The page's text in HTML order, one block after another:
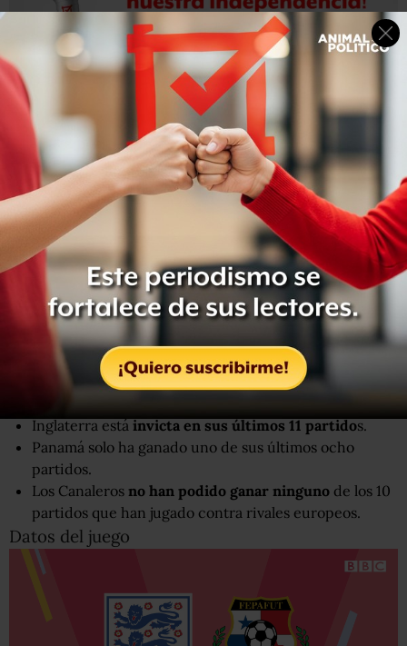
Inglaterra presenta un cambio en su alineación con la
entrada de Ruben Loftus-Cheek en lugar del
lesionado Dele Ali.Panamá sale con el mismo once
con el que perdió ante Bélgica.
Es la primera vez que se enfrentan estas dos
selecciones en un partido oficial.
Inglaterra busca comenzar ganando los dos primeros
partidos en un mundial por tercera vez en su historia,
Inglaterra estáinvicta en sus últimos 11 partidos.
Panamá solo ha ganado uno de sus últimos ocho
partidos.
Los Canaleros no han podido ganar ninguno de los 10
partidos que han jugado contra rivales europeos.
Datos del juego